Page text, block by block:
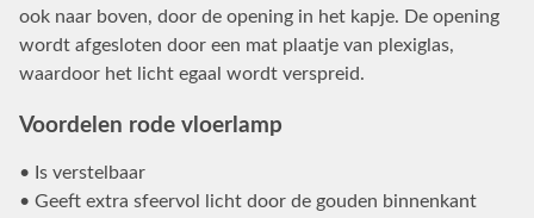
ook naar boven, door de opening in het kapje. De opening
wordt afgesloten door een mat plaatje van plexiglas,
waardoor het licht egaal wordt verspreid.
Voordelen rode vloerlamp
• Is verstelbaar
• Geeft extra sfeervol licht door de gouden binnenkant